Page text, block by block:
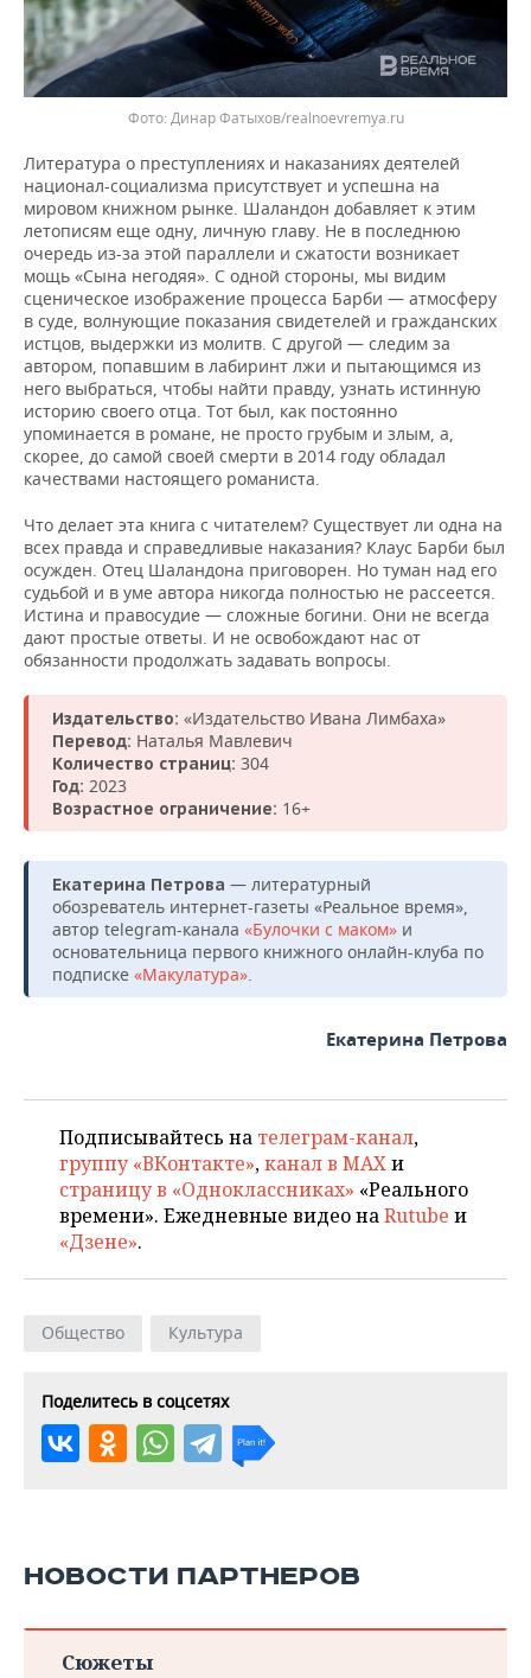
Динар Фатыхов/realnoevremya.ru
Литература о преступлениях и наказаниях деятелей
национал-социализма присутствует и успешна на
мировом книжном рынке. Шаландон добавляет к этим
летописям еще одну, личную главу. Не в последнюю
очередь из-за этой параллели и сжатости возникает
мощь «Сына негодяя». С одной стороны, мы видим
сценическое изображение процесса Барби — атмосферу
в суде, волнующие показания свидетелей и гражданских
истцов, выдержки из молитв. С другой — следим за
автором, попавшим в лабиринт лжи и пытающимся из
него выбраться, чтобы найти правду, узнать истинную
историю своего отца. Тот был, как постоянно
упоминается в романе, не просто грубым и злым, а,
скорее, до самой своей смерти в 2014 году обладал
качествами настоящего романиста.
Что делает эта книга с читателем? Существует ли одна на
всех правда и справедливые наказания? Клаус Барби был
осужден. Отец Шаландона приговорен. Но туман над его
судьбой и в уме автора никогда полностью не рассеется.
Истина и правосудие — сложные богини. Они не всегда
дают простые ответы. И не освобождают нас от
обязанности продолжать задавать вопросы.
Издательство: «Издательство Ивана Лимбаха»
Перевод: Наталья Мавлевич
Количество страниц: 304
Год: 2023
Возрастное ограничение: 16+
Екатерина Петрова — литературный
обозреватель интернет-газеты «Реальное время»,
автор telegram-канала «Булочки с маком» и
основательница первого книжного онлайн-клуба по
подписке «Макулатура».
Екатерина Петрова
Подписывайтесь на телеграм-канал,
группу «ВКонтакте»,канал в MAXи
страницу в «Одноклассниках» «Реального
времени». Ежедневные видео наRutube и
«Дзене».
Общество Культура
Поделитесь в соцсетях
НОВОСТИ ПАРТНЕРОВ
Сюжеты